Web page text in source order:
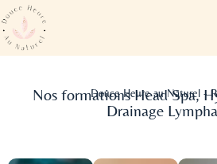
Douce Heure au Naturel -
Nos formations Head Spa,
Drainage